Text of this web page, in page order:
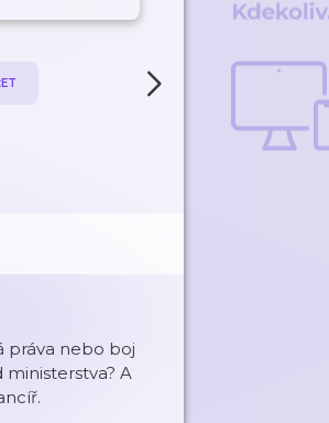
práva nebo boj
A